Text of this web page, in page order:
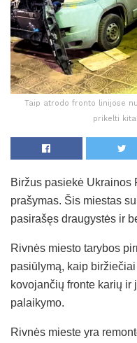
Taip atrodo fronto linijose
prikelti
Biržus pasiekė Ukrainos
prašymas. Šis miestas
pasirašęs draugystės ir
Rivnės miesto tarybos
pasiūlymą, kaip
kovojančių fronte karių
palaikymo.
Rivnės mieste yra